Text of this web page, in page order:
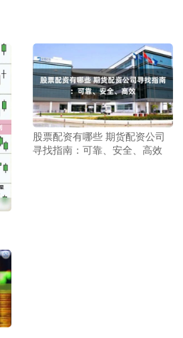
股票配资有哪些 期货配资公司
寻找指南：可靠、安全、高效